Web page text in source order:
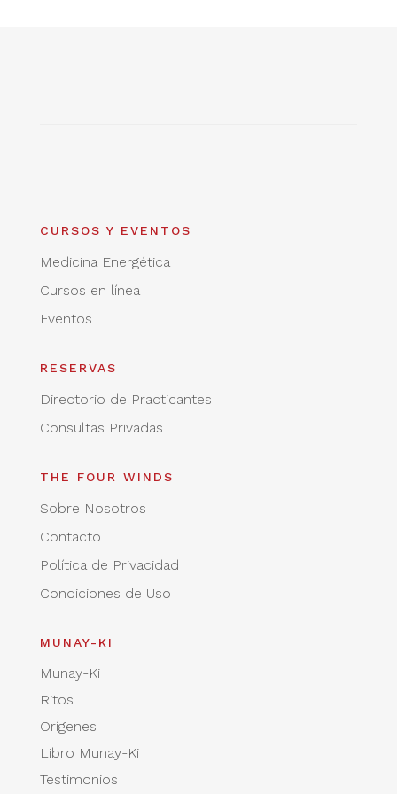
CURSOS Y EVENTOS
Medicina Energética
Cursos en línea
Eventos
RESERVAS
Directorio de Practicantes
Consultas Privadas
THE FOUR WINDS
Sobre Nosotros
Contacto
Política de Privacidad
Condiciones de Uso
MUNAY-KI
Munay-Ki
Ritos
Orígenes
Libro Munay-Ki
Testimonios